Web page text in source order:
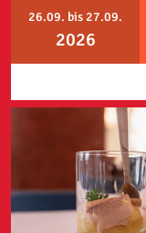
26.09. bis 27.09.
2026